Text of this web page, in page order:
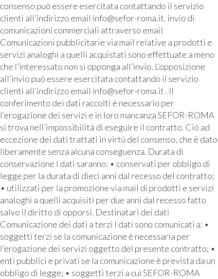
consenso può essere esercitata contattando il servizio
clienti all’indirizzo email info@sefor-roma.it. invio di
comunicazioni commerciali attraverso email
Comunicazioni pubblicitarie via mail relative a prodotti e
servizi analoghi a quelli acquistati sono effettuate a meno
che l’interessato non si opponga all’invio. L’opposizione
all’invio può essere esercitata contattando il servizio
clienti all’indirizzo email info@sefor-roma.it . Il
conferimento dei dati raccolti è necessario per
l’erogazione dei servizi e in loro mancanza SEFOR-ROMA
si trova nell’impossibilità di eseguire il contratto. Ciò ad
eccezione dei dati trattati in virtù del consenso, che è dato
liberamente senza alcuna conseguenza. Durata di
conservazione I dati saranno: • conservati per obbligo di
legge per la durata di dieci anni dal recesso del contratto;
• utilizzati per la promozione via mail di prodotti e servizi
analoghi a quelli acquisiti per due anni dal recesso fatto
salvo il diritto di opporsi. Destinatari dei dati
Comunicazione dei dati a terzi I dati sono comunicati a: •
soggetti terzi se la comunicazione è necessaria per
l’erogazione dei servizi oggetto del presente contratto; •
enti pubblici e privati se la comunicazione è prevista da un
obbligo di legge; • soggetti terzi a cui SEFOR-ROMA